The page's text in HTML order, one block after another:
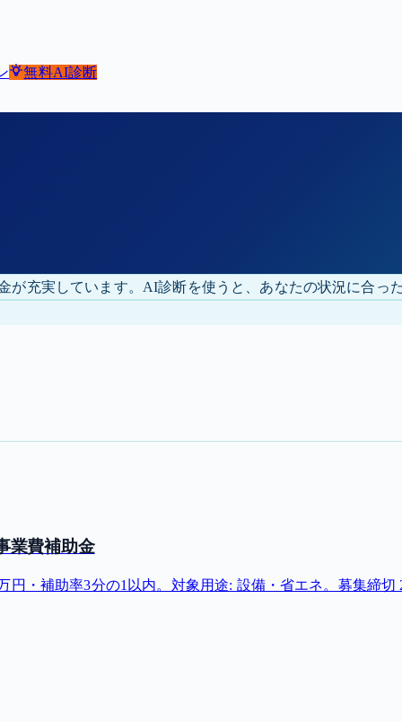
無料AI診断
が充実しています。 AI診断を使うと、あなたの状況に合っ
業費補助金
・補助率3分の1以内。対象用途: 設備・省エネ。募集締切